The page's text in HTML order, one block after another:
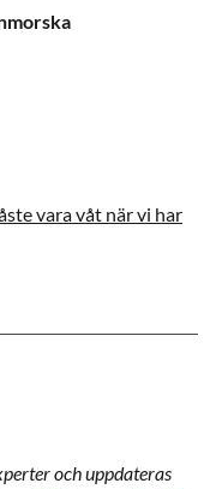
vara våt när vi har
och uppdateras